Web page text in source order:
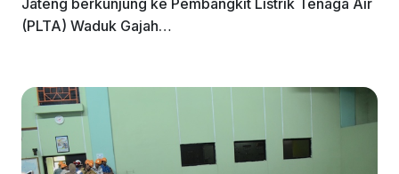
Jateng berkunjung ke Pembangkit Listrik Tenaga Air
(PLTA) Waduk Gajah…